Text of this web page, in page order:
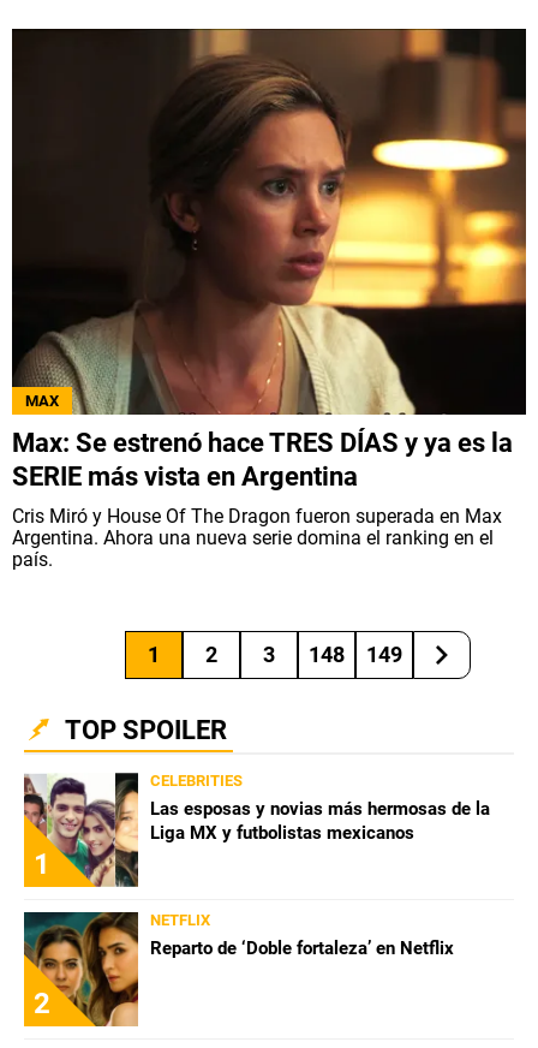
MAX
Max: Se estrenó hace TRES DÍAS y ya es la
SERIE más vista en Argentina
Cris Miró y House Of The Dragon fueron superada en Max
Argentina. Ahora una nueva serie domina el ranking en el
país.
1 2 3 148 149
TOP SPOILER
1
CELEBRITIES
Las esposas y novias más hermosas de la
Liga MX y futbolistas mexicanos
2
NETFLIX
Reparto de ‘Doble fortaleza’ en Netflix